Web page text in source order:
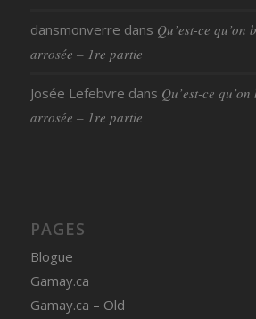
dansmonverre dans Qu’est-ce qu’on
arrosée – 1re partie
Josée Lefebvre dans Qu’est-ce
arrosée – 1re partie
PAGES
Blogue
Gamay.ca
Gamay.ca – Old